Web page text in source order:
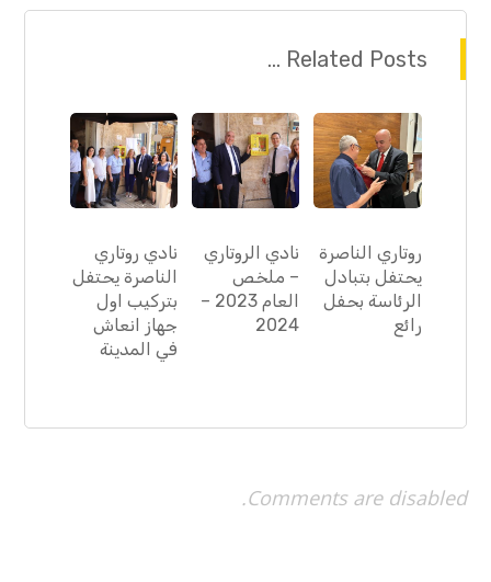
Related Posts ...
روتاري الناصرة
يحتفل بتبادل
الرئاسة بحفل
رائع
نادي الروتاري
– ملخص
العام 2023 –
2024
نادي روتاري
الناصرة يحتفل
بتركيب اول
جهاز انعاش
في المدينة
Comments are disabled.